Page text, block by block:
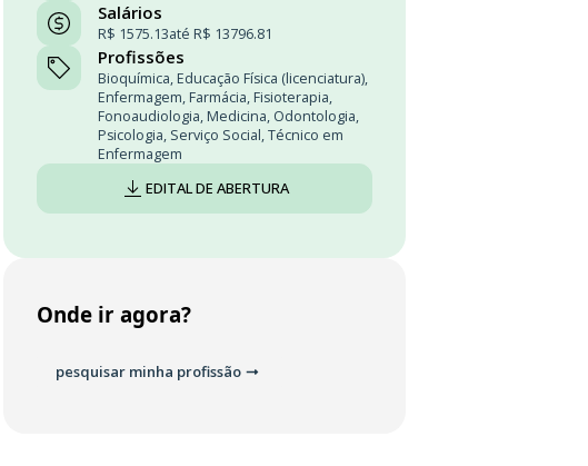
Salários
R$ 1575.13até R$ 13796.81
Profissões
Bioquímica, Educação Física (licenciatura),
Enfermagem, Farmácia, Fisioterapia,
Fonoaudiologia, Medicina, Odontologia,
Psicologia, Serviço Social,Técnico em
Enfermagem
EDITAL DE ABERTURA
Onde ir agora?
pesquisar minha profissão